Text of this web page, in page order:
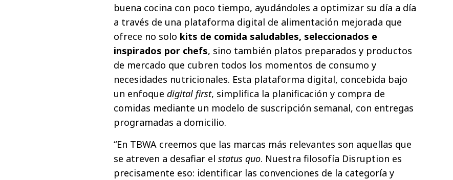
buena cocina con poco tiempo, ayudándoles a optimizar su día a día
a través de una plataforma digital de alimentación mejorada que
ofrece no solo kits de comida saludables, seleccionados e
inspirados por chefs, sino también platos preparados y productos
de mercado que cubren todos los momentos de consumo y
necesidades nutricionales. Esta plataforma digital, concebida bajo
un enfoque digital first, simplifica la planificación y compra de
comidas mediante un modelo de suscripción semanal, con entregas
programadas a domicilio.
“En TBWA creemos que las marcas más relevantes son aquellas que
se atreven a desafiar el status quo. Nuestra filosofía Disruption es
precisamente eso: identificar las convenciones de la categoría y